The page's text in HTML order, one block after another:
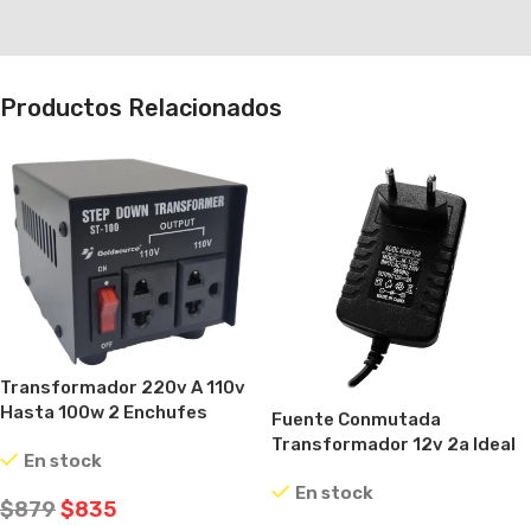
Productos Relacionados
Transformador 220v A 110v
Hasta 100w 2 Enchufes
En stock
$879$835
Fuente Conmutada
Transformador 12v 2a Ideal
En stock